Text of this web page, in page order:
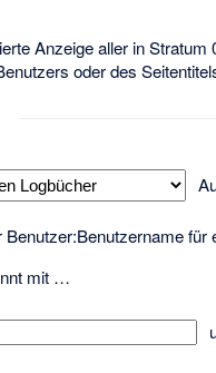
Anzeige aller in
oder des
Benutzer:Benutzername für
mit …